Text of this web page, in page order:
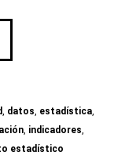
datos estadística,
indicadores
estadístico